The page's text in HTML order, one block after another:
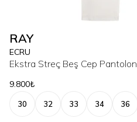
RAY
ECRU
Ekstra Streç Beş Cep Pantolon
9.800₺
30 32 33 34 36